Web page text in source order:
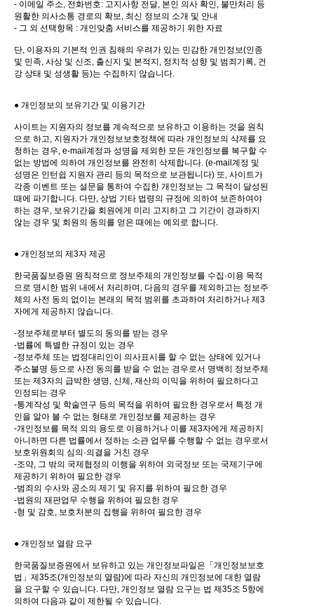
- 이메일 주소, 전화번호: 고지사항 전달, 본인 의사 확인, 불만처리 등
원활한 의사소통 경로의 확보, 최신 정보의 소개 및 안내
- 그 외 선택항목 : 개인맞춤 서비스를 제공하기 위한 자료
단, 이용자의 기본적 인권 침해의 우려가 있는 민감한 개인정보(인종
및 민족, 사상 및 신조, 출신지 및 본적지, 정치적 성향 및 범죄기록, 건
강 상태 및 성생활 등)는 수집하지 않습니다.
● 개인정보의 보유기간 및 이용기간
사이트는 지원자의 정보를 계속적으로 보유하고 이용하는 것을 원칙
으로 하고, 지원자가 개인정보보호정책에 따라 개인정보의 삭제를 요
청하는 경우, e-mail계정과 성명을 제외한 모든 개인정보를 복구할 수
없는 방법에 의하여 개인정보를 완전히 삭제합니다. (e-mail계정 및
성명은 인턴쉽 지원자 관리 등의 목적으로 보관됩니다) 또, 사이트가
각종 이벤트 또는 설문을 통하여 수집한 개인정보는 그 목적이 달성된
때에 파기합니다. 다만, 상법 기타 법령의 규정에 의하여 보존하여야
하는 경우, 보유기간을 회원에게 미리 고지하고 그 기간이 경과하지
않는 경우 및 회원의 동의를 얻은 때에는 예외로 합니다.
● 개인정보의 제3자 제공
한국품질보증원 원칙적으로 정보주체의 개인정보를 수집·이용 목적
으로 명시한 범위 내에서 처리하며, 다음의 경우를 제외하고는 정보주
체의 사전 동의 없이는 본래의 목적 범위를 초과하여 처리하거나 제3
자에게 제공하지 않습니다.
-정보주체로부터 별도의 동의를 받는 경우
-법률에 특별한 규정이 있는 경우
-정보주체 또는 법정대리인이 의사표시를 할 수 없는 상태에 있거나
주소불명 등으로 사전 동의를 받을 수 없는 경우로서 명백히 정보주체
또는 제3자의 급박한 생명, 신체, 재산의 이익을 위하여 필요하다고
인정되는 경우
-통계작성 및 학술연구 등의 목적을 위하여 필요한 경우로서 특정 개
인을 알아 볼 수 없는 형태로 개인정보를 제공하는 경우
-개인정보를 목적 외의 용도로 이용하거나 이를 제3자에게 제공하지
아니하면 다른 법률에서 정하는 소관 업무를 수행할 수 없는 경우로서
보호위원회의 심의·의결을 거친 경우
-조약, 그 밖의 국제협정의 이행을 위하여 외국정보 또는 국제기구에
제공하기 위하여 필요한 경우
-범죄의 수사와 공소의 제기 및 유지를 위하여 필요한 경우
-법원의 재판업무 수행을 위하여 필요한 경우
-형 및 감호, 보호처분의 집행을 위하여 필요한 경우
● 개인정보 열람 요구
한국품질보증원에서 보유하고 있는 개인정보파일은「개인정보보호
법」제35조(개인정보의 열람)에 따라 자신의 개인정보에 대한 열람
을 요구할 수 있습니다. 다만, 개인정보 열람 요구는 법 제35조 5항에
의하여 다음과 같이 제한될 수 있습니다.